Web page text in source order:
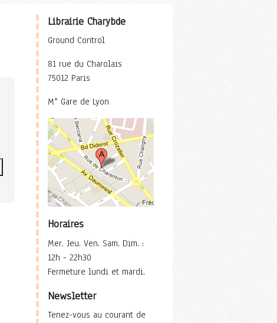
Librairie Charybde
Ground Control
81 rue du Charolais
75012 Paris
M° Gare de Lyon
Horaires
Mer. Jeu. Ven. Sam. Dim. :
12h - 22h30
Fermeture lundi et mardi.
Newsletter
Tenez-vous au courant de